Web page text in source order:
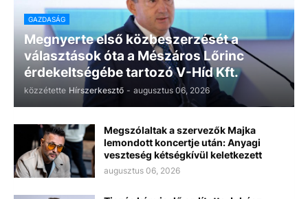
GAZDASÁG
Megnyerte első közbeszerzését a
választások óta a Mészáros Lőrinc
érdekeltségébe tartozó V-Híd Kft.
közzétette Hírszerkesztő - augusztus 06, 2026
Megszólaltak a szervezők Majka
lemondott koncertje után: Anyagi
veszteség kétségkívül keletkezett
augusztus 06, 2026